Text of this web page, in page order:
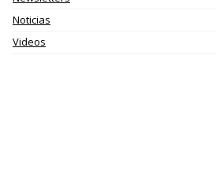
Noticias
Videos